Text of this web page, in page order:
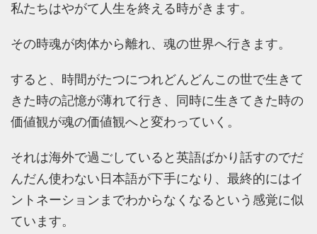
私たちはやがて人生を終える時がきます。
その時魂が肉体から離れ、魂の世界へ行きます。
すると、時間がたつにつれどんどんこの世で生きて
きた時の記憶が薄れて行き、同時に生きてきた時の
価値観が魂の価値観へと変わっていく。
それは海外で過ごしていると英語ばかり話すのでだ
んだん使わない日本語が下手になり、最終的にはイ
ントネーションまでわからなくなるという感覚に似
ています。